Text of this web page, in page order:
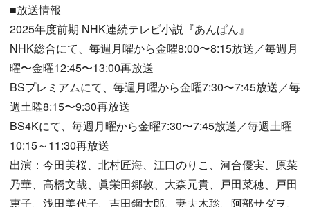
■放送情報
2025年度前期 NHK連続テレビ小説『あんぱん』
NHK総合にて、毎週月曜から金曜8:00〜8:15放送／毎週月
曜〜金曜12:45〜13:00再放送
BSプレミアムにて、毎週月曜から金曜7:30〜7:45放送／毎
週土曜8:15〜9:30再放送
BS4Kにて、毎週月曜から金曜7:30〜7:45放送／毎週土曜
10:15～11:30再放送
出演：今田美桜、北村匠海、江口のりこ、河合優実、原菜
乃華、高橋文哉、眞栄田郷敦、大森元貴、戸田菜穂、戸田
恵子、浅田美代子、吉田鋼太郎、妻夫木聡、阿部サダヲ、